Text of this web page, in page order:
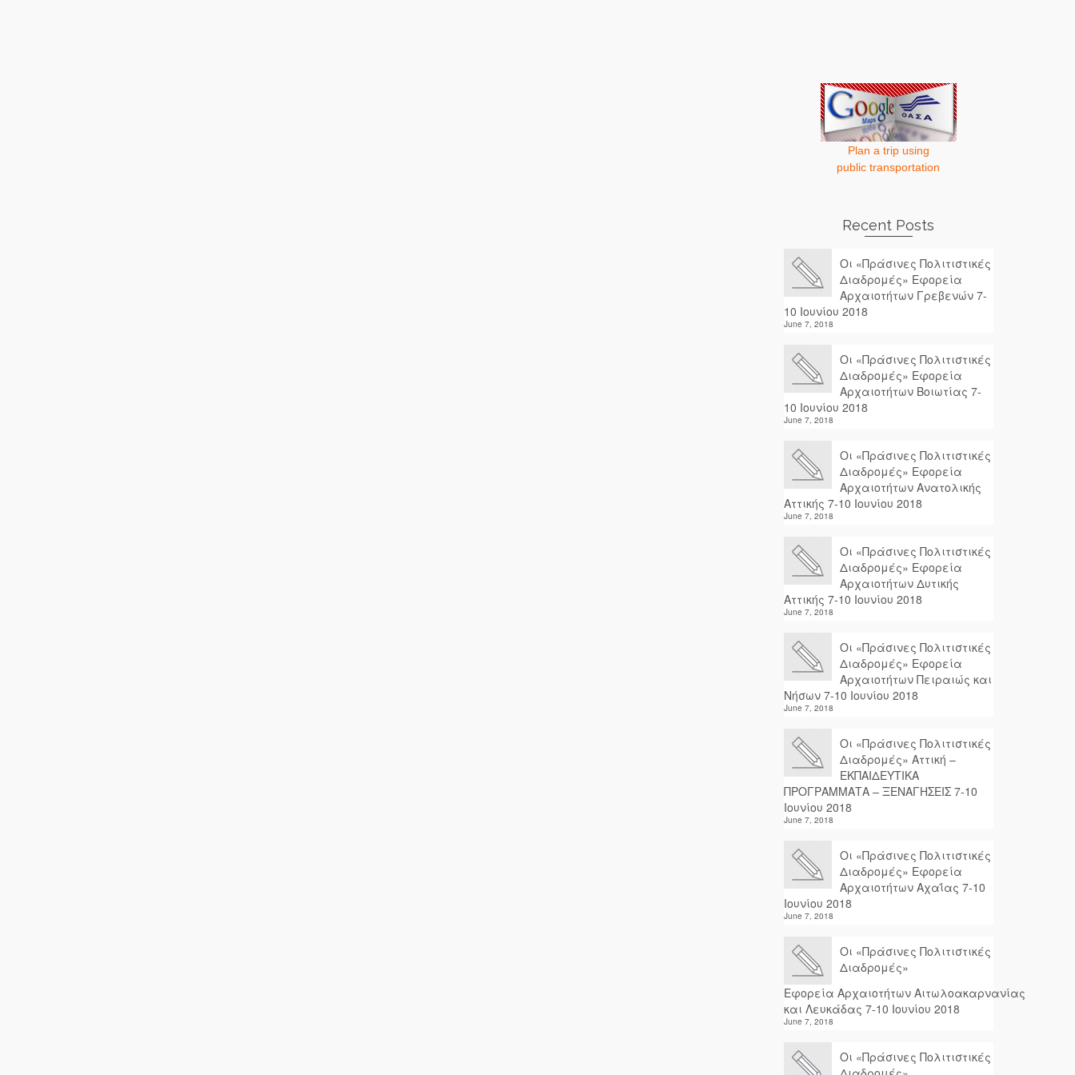
Plan a trip using
public transportation
Recent Posts
Οι «Πράσινες Πολιτιστικές
Διαδρομές» Εφορεία
Αρχαιοτήτων Γρεβενών 7-
10 Ιουνίου 2018
June 7, 2018
Οι «Πράσινες Πολιτιστικές
Διαδρομές» Εφορεία
Αρχαιοτήτων Βοιωτίας 7-
10 Ιουνίου 2018
June 7, 2018
Οι «Πράσινες Πολιτιστικές
Διαδρομές» Εφορεία
Αρχαιοτήτων Ανατολικής
Αττικής 7-10 Ιουνίου 2018
June 7, 2018
Οι «Πράσινες Πολιτιστικές
Διαδρομές» Εφορεία
Αρχαιοτήτων Δυτικής
Αττικής 7-10 Ιουνίου 2018
June 7, 2018
Οι «Πράσινες Πολιτιστικές
Διαδρομές» Εφορεία
Αρχαιοτήτων Πειραιώς και
Νήσων 7-10 Ιουνίου 2018
June 7, 2018
Οι «Πράσινες Πολιτιστικές
Διαδρομές» Αττική –
ΕΚΠΑΙΔΕΥΤΙΚΑ
ΠΡΟΓΡΑΜΜΑΤΑ – ΞΕΝΑΓΗΣΕΙΣ 7-10
Ιουνίου 2018
June 7, 2018
Οι «Πράσινες Πολιτιστικές
Διαδρομές» Εφορεία
Αρχαιοτήτων Αχαΐας 7-10
Ιουνίου 2018
June 7, 2018
Οι «Πράσινες Πολιτιστικές
Διαδρομές»
Εφορεία Αρχαιοτήτων Αιτωλοακαρνανίας
και Λευκάδας 7-10 Ιουνίου 2018
June 7, 2018
Οι «Πράσινες Πολιτιστικές